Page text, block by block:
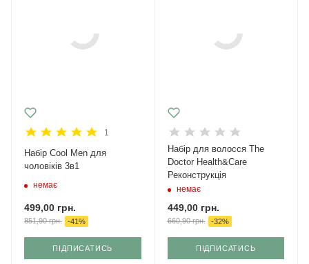
1
Набір Cool Men для
чоловіків 3в1
немає
499,00 грн.
851,90грн. -41%
ПІДПИСАТИСЬ
Набір для волосся The
Doctor Health&Care
Реконструкція
немає
449,00грн.
660,90грн. -32%
ПІДПИСАТИСЬ